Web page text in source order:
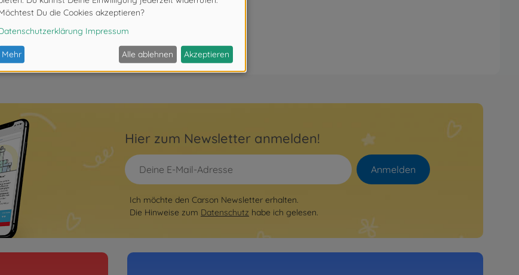
Hier zum Newsletter anmelden!
Anmelden
Ich möchte den Carson Newsletter erhalten.
Die Hinweise zum Datenschutz habe ich gelesen.